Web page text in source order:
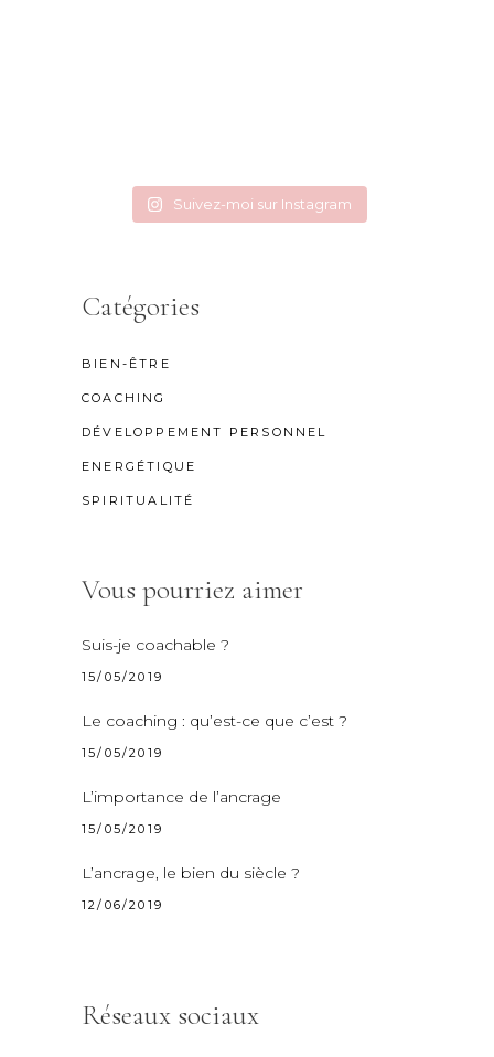
Suivez-moi sur Instagram
Catégories
BIEN-ÊTRE
COACHING
DÉVELOPPEMENT PERSONNEL
ENERGÉTIQUE
SPIRITUALITÉ
Vous pourriez aimer
Suis-je coachable ?
15/05/2019
Le coaching : qu’est-ce que c’est ?
15/05/2019
L’importance de l’ancrage
15/05/2019
L’ancrage, le bien du siècle ?
12/06/2019
Réseaux sociaux